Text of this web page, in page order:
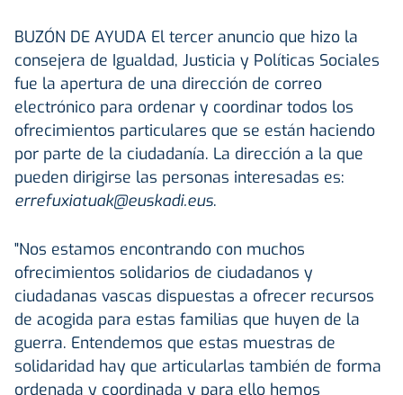
BUZÓN DE AYUDA El tercer anuncio que hizo la
consejera de Igualdad, Justicia y Políticas Sociales
fue la apertura de una dirección de correo
electrónico para ordenar y coordinar todos los
ofrecimientos particulares que se están haciendo
por parte de la ciudadanía. La dirección a la que
pueden dirigirse las personas interesadas es:
errefuxiatuak@euskadi.eus.
"Nos estamos encontrando con muchos
ofrecimientos solidarios de ciudadanos y
ciudadanas vascas dispuestas a ofrecer recursos
de acogida para estas familias que huyen de la
guerra. Entendemos que estas muestras de
solidaridad hay que articularlas también de forma
ordenada y coordinada y para ello hemos